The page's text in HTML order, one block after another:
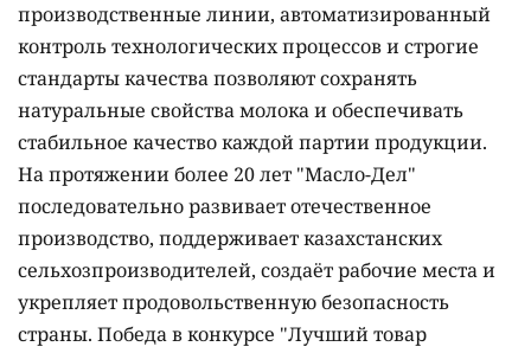
производственные линии, автоматизированный
контроль технологических процессов и строгие
стандарты качества позволяют сохранять
натуральные свойства молока и обеспечивать
стабильное качество каждой партии продукции.
На протяжении более 20 лет "Масло-Дел"
последовательно развивает отечественное
производство, поддерживает казахстанских
сельхозпроизводителей, создаёт рабочие места и
укрепляет продовольственную безопасность
страны. Победа в конкурсе "Лучший товар